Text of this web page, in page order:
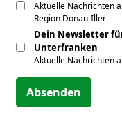
Aktuelle Nachrichten
Region Donau-Iller
Dein Newsletter
Unterfranken
Aktuelle Nachrichten
Absenden